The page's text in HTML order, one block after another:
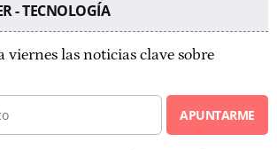
- TECNOLOGÍA
viernes las noticias clave sobre
APUNTARME